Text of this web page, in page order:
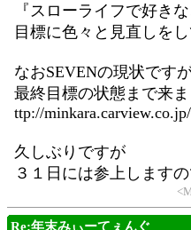
『スローライフで好き
目標に色々と見直しを
なおSEVENの現状です
最終目標の状態まで来ま
ttp://
久しぶりですが
３１日には参上します
Re:年末みぃーてぇんぐ